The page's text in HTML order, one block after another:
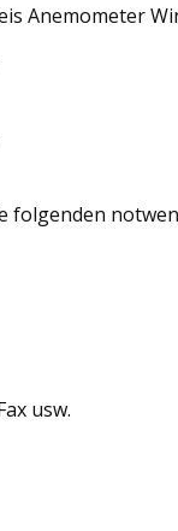
Anemometer
folgenden
usw.